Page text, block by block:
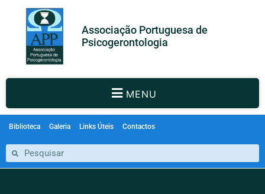
Associação Portuguesa de
Psicogerontologia
MENU
Biblioteca Galeria Links Úteis Contactos